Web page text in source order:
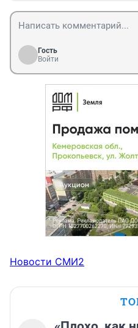
Гость
Войти
Новости СМИ2